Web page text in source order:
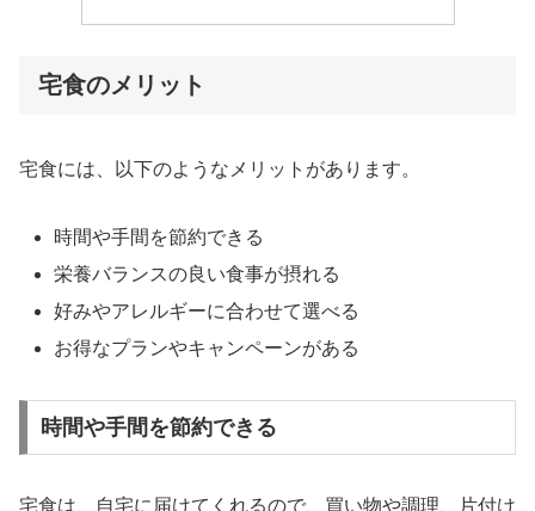
宅食のメリット
宅食には、以下のようなメリットがあります。
時間や手間を節約できる
栄養バランスの良い食事が摂れる
好みやアレルギーに合わせて選べる
お得なプランやキャンペーンがある
時間や手間を節約できる
宅食は、自宅に届けてくれるので、買い物や調理、片付け